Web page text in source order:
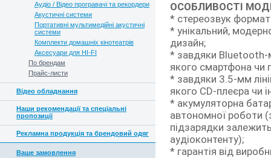
Аудіо / Відео програвачі та рекордери
Акустичні системи
Портативні мультимедійні акустичні
системи
Комплекти домашніх кінотеатрів
Аксесуари для HI-FI
По брендам
Прайс-листи
Відео обладнання
Наши рекомендації та спеціальні
пропозиції
Рекламна продукція та брендовий одяг
Ваше замовлення
ОСОБЛИВОСТІ
* стереозвук
* унікальний,
дизайн;
* завдяки
якого смартфона чи
* завдяки 3.5-мм
якого CD-плеєра чи
* акумуляторна
автономної роботи
підзарядки
аудіоконтенту);
* гарантія від